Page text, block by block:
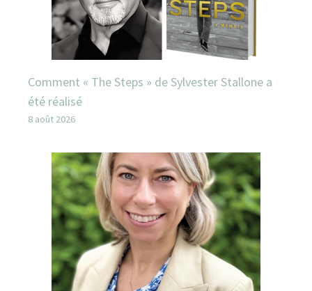
Comment « The Steps » de Sylvester Stallone a
été réalisé
8 août 2026